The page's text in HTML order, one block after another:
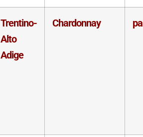
Trentino-
Alto
Adige
Chardonnay